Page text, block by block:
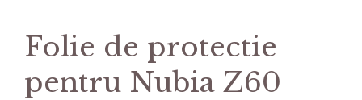
Folie de protectie
pentru Nubia Z60